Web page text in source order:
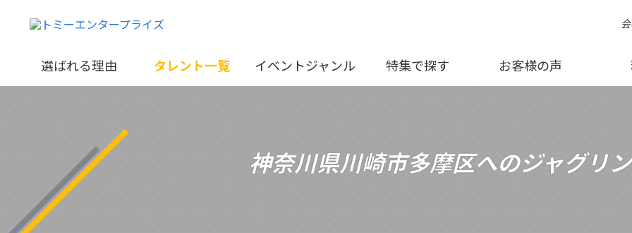
選ばれる理由 タレント一覧 イベントジャンル 特集で探す お客様の声
神奈川県川崎市多摩区へのジャグリ